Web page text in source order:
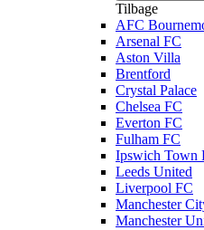
Tilbage
AFC
Arsenal FC
Aston Villa
Brentford
Crystal Palace
Chelsea FC
Everton FC
Fulham FC
Ipswich Town
Leeds United
Liverpool FC
Manchester
Manchester